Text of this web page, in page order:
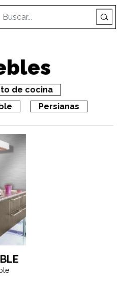
de cocina
Persianas